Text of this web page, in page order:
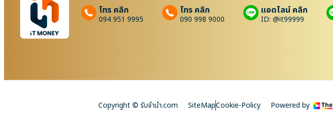
โทร คลิก
094 951 9995
โทร คลิก
090 998 9000
แอดไลน์ คลิก
ID: @it99999
Copyright © รับจํานํา.com SiteMapCookie-Policy Powered by